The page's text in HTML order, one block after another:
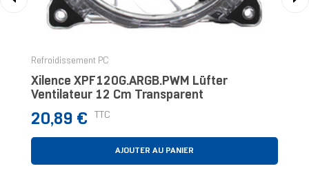
Refroidissement PC
Xilence XPF120G.ARGB.PWM Lüfter
Ventilateur 12 Cm Transparent
Prix
20,89 € TTC
AJOUTER AU PANIER